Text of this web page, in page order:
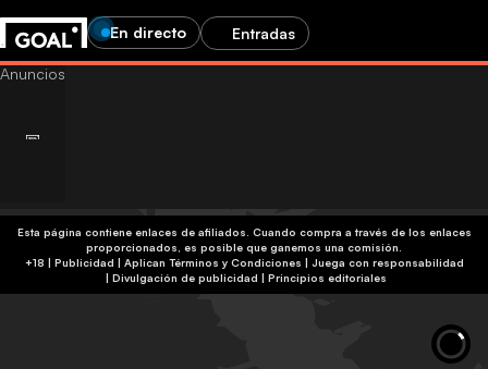
En directo Entradas
Esta página contiene enlaces de afiliados. Cuando compra a través de los enlaces
proporcionados, es posible que ganemos una comisión.
+18 | Publicidad | Aplican Términos y Condiciones | Juega con responsabilidad
| Divulgación de publicidad | Principios editoriales